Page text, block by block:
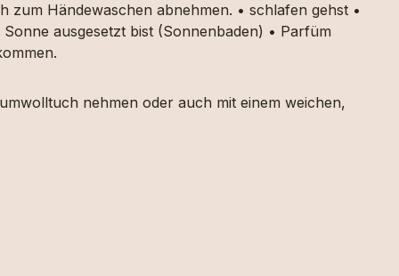
zum Händewaschen abnehmen. • schlafen gehst •
ausgesetzt bist (Sonnenbaden) • Parfüm
nehmen oder auch mit einem weichen,